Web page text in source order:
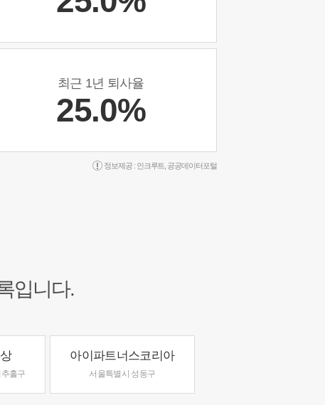
최근 1년 퇴사율
25.0%
정보제공 : 인크루트 공공데이터포털
입니다.
홀구
아이파트너스코리아
서울특별시 성동구